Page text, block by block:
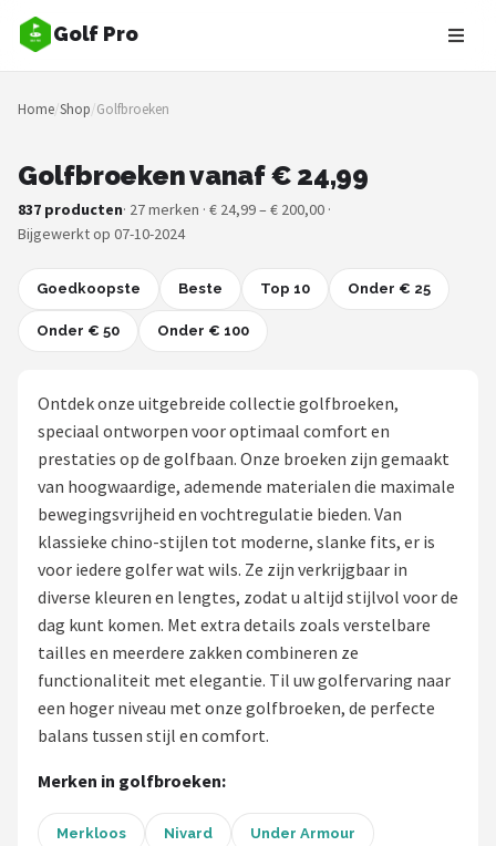
Golf Pro
Zoeken
NAVIGATIE
Merken
Blog
Golfers
Golfsets
Drivers
Putters
Golfschoenen
Shop
POPULAIRE MERKEN
Func Factory
Footjoy
Livano
Home/Shop/Golfbroeken
Golfbroeken vanaf € 24,99
837 producten· 27 merken · € 24,99 – € 200,00 ·
Bijgewerkt op 07-10-2024
Goedkoopste Beste Top 10 Onder € 25
Onder € 50 Onder € 100
Ontdek onze uitgebreide collectie golfbroeken,
speciaal ontworpen voor optimaal comfort en
prestaties op de golfbaan. Onze broeken zijn gemaakt
van hoogwaardige, ademende materialen die maximale
bewegingsvrijheid en vochtregulatie bieden. Van
klassieke chino-stijlen tot moderne, slanke fits, er is
voor iedere golfer wat wils. Ze zijn verkrijgbaar in
diverse kleuren en lengtes, zodat u altijd stijlvol voor de
dag kunt komen. Met extra details zoals verstelbare
tailles en meerdere zakken combineren ze
functionaliteit met elegantie. Til uw golfervaring naar
een hoger niveau met onze golfbroeken, de perfecte
balans tussen stijl en comfort.
Merken in golfbroeken:
Merkloos Nivard Under Armour